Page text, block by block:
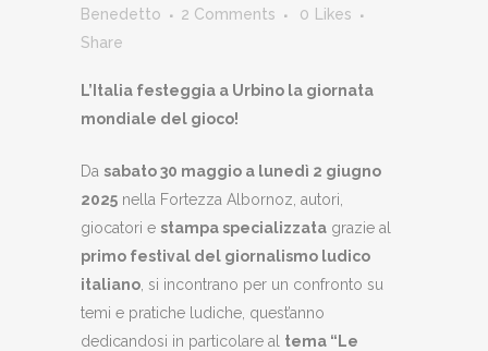
Benedetto
2 Comments 0
Likes
Share
L’Italia festeggia a Urbino la giornata
mondiale del gioco!
Da sabato 30 maggio a lunedì 2 giugno
2025 nella Fortezza Albornoz, autori,
giocatori e stampa specializzata grazie al
primo festival del giornalismo ludico
italiano , si incontrano per un confronto su
temi e pratiche ludiche, quest’anno
dedicandosi in particolare al tema “Le